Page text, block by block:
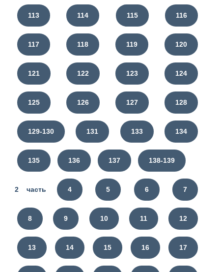
113 114 115 116
117 118 119 120
121 122 123 124
125 126 127 128
129-130 131 133 134
135 136 137 138-139
2 часть 4 5 6 7
8 9 10 11 12
13 14 15 16 17